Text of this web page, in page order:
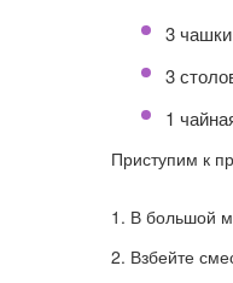
3
3
1
Приступим к
В большой
Взбейте